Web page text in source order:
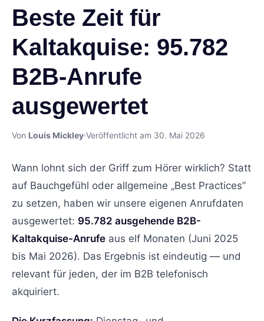
Beste Zeit für
Kaltakquise: 95.782
B2B-Anrufe
ausgewertet
Von Louis Mickley·Veröffentlicht am 30. Mai 2026
Wann lohnt sich der Griff zum Hörer wirklich? Statt
auf Bauchgefühl oder allgemeine „Best Practices”
zu setzen, haben wir unsere eigenen Anrufdaten
ausgewertet: 95.782 ausgehende B2B-
Kaltakquise-Anrufe aus elf Monaten (Juni 2025
bis Mai 2026). Das Ergebnis ist eindeutig — und
relevant für jeden, der im B2B telefonisch
akquiriert.